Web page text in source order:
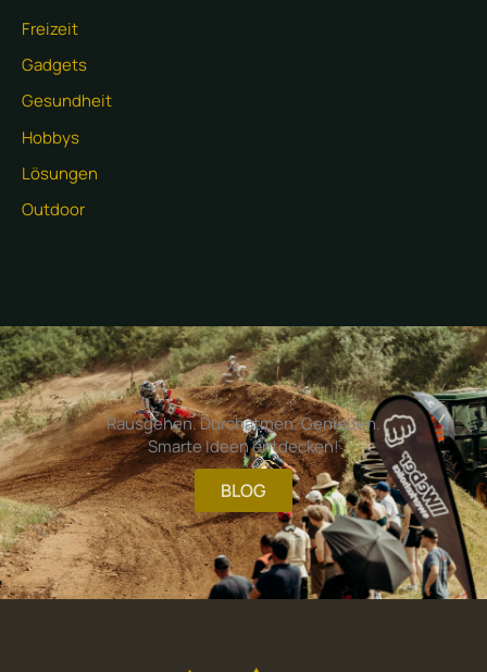
Freizeit
Gadgets
Gesundheit
Hobbys
Lösungen
Outdoor
Rausgehen. Durchatmen. Genießen.
Smarte Ideen entdecken!
BLOG